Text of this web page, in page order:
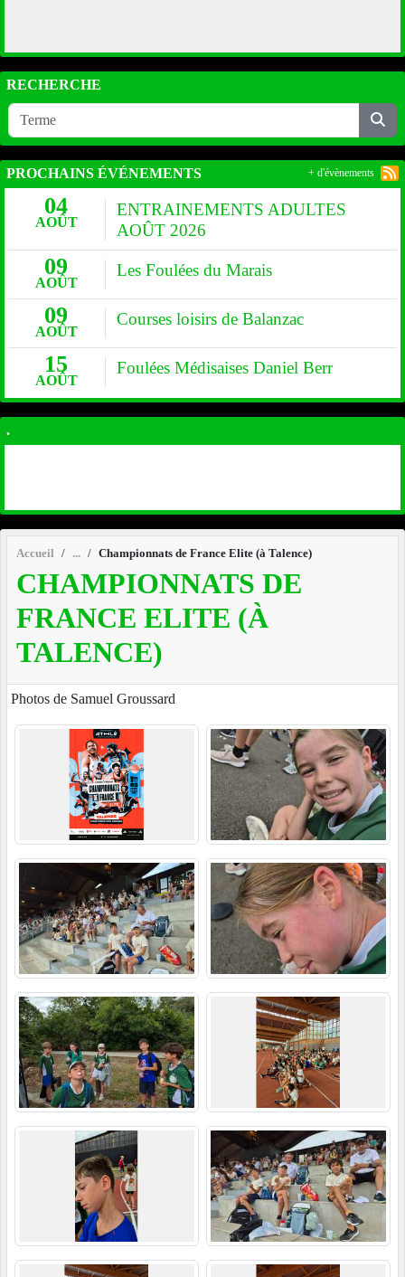
Accueil Championnats de France Elite (à Talence)
CHAMPIONNATS DE
FRANCE ELITE (À
TALENCE)
Photos de Samuel Groussard
RECHERCHE
PROCHAINS ÉVÉNEMENTS
04
AOÛT
ENTRAINEMENTS ADULTES
AOÛT 2026
09
AOÛT
Les Foulées du Marais
09
AOÛT
Courses loisirs de Balanzac
15
AOÛT
Foulées Médisaises Daniel Berr
+ d'évènements
.